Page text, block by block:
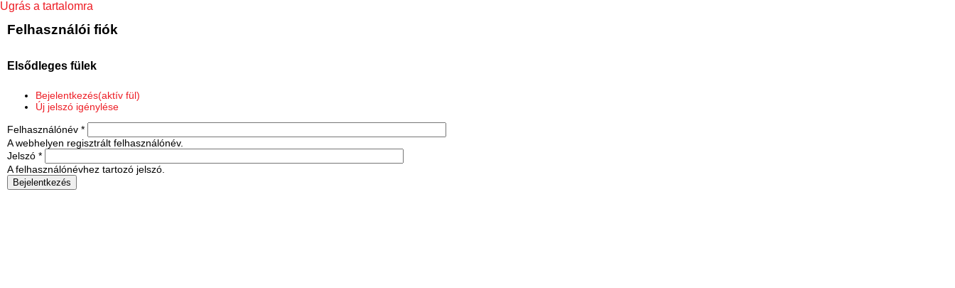
Ugrás a tartalomra
Felhasználói fiók
Elsődleges fülek
Bejelentkezés(aktív fül)
Új jelszó igénylése
Felhasználónév *
A webhelyen regisztrált felhasználónév.
Jelszó *
A felhasználónévhez tartozó jelszó.